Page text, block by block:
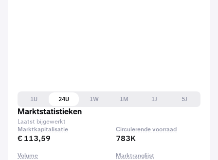
1U 24U 1W 1M 1J
5J
Marktstatistieken
Laatst bijgewerkt
Marktkapitalisatie
€ 113,59
Circulerende voorraad
783K
Volume Marktranglijst